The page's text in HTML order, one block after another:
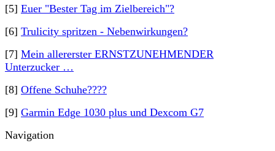
[5] Euer "Bester Tag im Zielbereich"?
[6] Trulicity spritzen - Nebenwirkungen?
[7] Mein allererster ERNSTZUNEHMENDER
Unterzucker …
[8] Offene Schuhe????
[9] Garmin Edge 1030 plus und Dexcom G7
Navigation